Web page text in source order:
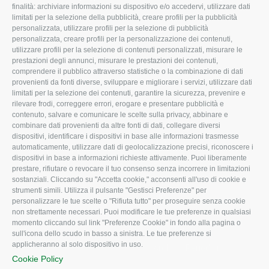
finalità: archiviare informazioni su dispositivo e/o accedervi, utilizzare dati
limitati per la selezione della pubblicità, creare profili per la pubblicità
personalizzata, utilizzare profili per la selezione di pubblicità
personalizzata, creare profili per la personalizzazione dei contenuti,
utilizzare profili per la selezione di contenuti personalizzati, misurare le
prestazioni degli annunci, misurare le prestazioni dei contenuti,
comprendere il pubblico attraverso statistiche o la combinazione di dati
provenienti da fonti diverse, sviluppare e migliorare i servizi, utilizzare dati
limitati per la selezione dei contenuti, garantire la sicurezza, prevenire e
rilevare frodi, correggere errori, erogare e presentare pubblicità e
contenuto, salvare e comunicare le scelte sulla privacy, abbinare e
combinare dati provenienti da altre fonti di dati, collegare diversi
dispositivi, identificare i dispositivi in base alle informazioni trasmesse
automaticamente, utilizzare dati di geolocalizzazione precisi, riconoscere i
dispositivi in base a informazioni richieste attivamente. Puoi liberamente
prestare, rifiutare o revocare il tuo consenso senza incorrere in limitazioni
sostanziali. Cliccando su "Accetta cookie," acconsenti all'uso di cookie e
strumenti simili. Utilizza il pulsante "Gestisci Preferenze" per
personalizzare le tue scelte o "Rifiuta tutto" per proseguire senza cookie
non strettamente necessari. Puoi modificare le tue preferenze in qualsiasi
momento cliccando sul link "Preferenze Cookie" in fondo alla pagina o
sull'icona dello scudo in basso a sinistra. Le tue preferenze si
applicheranno al solo dispositivo in uso.
Cookie Policy
L'Associazione
Missione e Progetto
Organigramma aziendale
I Nostri Servizi
Uffici della Sede
provinciale
Le Sedi di Zona
Agricoltori S.r.l.
Whistleblowing
Confagricoltura Rovigo e
Agricoltori srl
Tecnico
Fiscale
Lavoro
Ambiente
Associazione
CONFAGRICOLTURA
ATTIVA
Notizie in evidenza
Eventi
Comunicati Stampa
Video
Iscrizione Newsletter
Newsletter